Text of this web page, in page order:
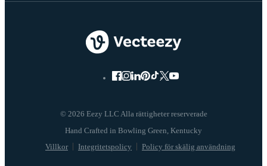
© 2026 Eezy LLC Alla rättigheter reserverade
Villkor Integritetspolicy Policy för skälig användning